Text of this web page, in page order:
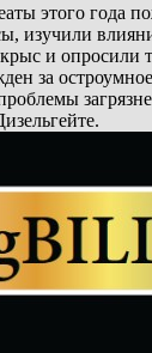
этого года
изучили
и опросили
за